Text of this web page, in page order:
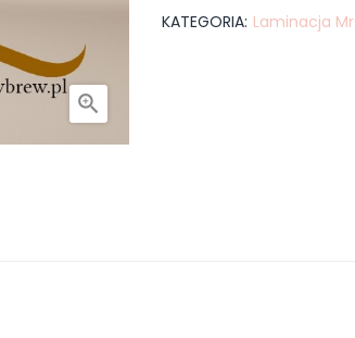

KATEGORIA: Laminacja